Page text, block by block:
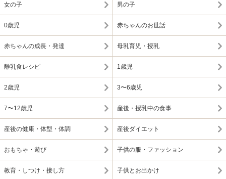
女の子 男の子
0歳児 赤ちゃんのお世話
赤ちゃんの成長・発達 母乳育児・授乳
離乳食レシピ 1歳児
2歳児 3〜6歳児
7〜12歳児 産後・授乳中の食事
産後の健康・体型・体調 産後ダイエット
おもちゃ・遊び 子供の服・ファッション
教育・しつけ・接し方 子供とお出かけ